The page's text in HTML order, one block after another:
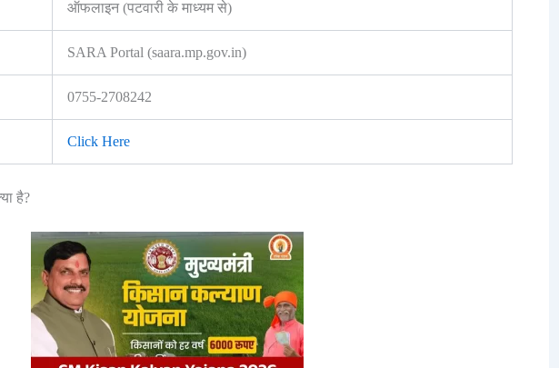
ऑफलाइन (पटवारी के माध्यम से)
SARA Portal (saara.mp.gov.in)
0755-2708242
Click Here
है?